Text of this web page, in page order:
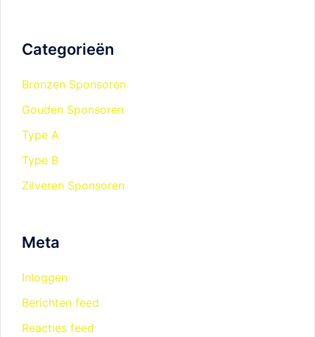
Categorieën
Bronzen Sponsoren
Gouden Sponsoren
Type A
Type B
Zilveren Sponsoren
Meta
Inloggen
Berichten feed
Reacties feed